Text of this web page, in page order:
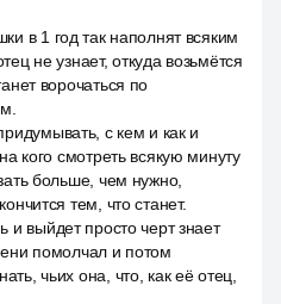
в 1 год так наполнят всяким
не узнает, откуда возьмётся
ворочаться по
с кем и как и
кого смотреть всякую минуту
больше, чем нужно,
тем, что станет.
и выйдет просто черт знает
помолчал и потом
чьих она, что, как её отец,